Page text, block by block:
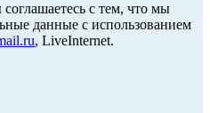
с тем, что мы
данные с использованием
, LiveInternet.